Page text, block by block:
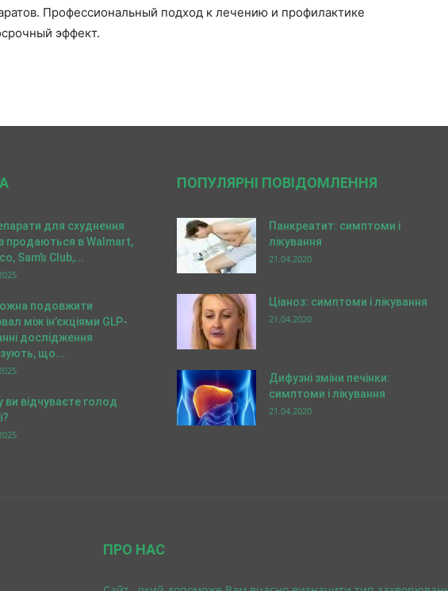
Профессиональный подход к лечению и профилактике
эффект.
для схуднення
продаються в Walmart,
Sam’s Club,...
подовжити
між ін’єкціями GLP-
дослідження
що...
ви відчуваєте голод
ПОПУЛЯРНІ ПОВІДОМЛЕННЯ
Панкреатит: симптоми і
лікування
21.04.2020
Ціаноз: симптоми і лікування
21.04.2020
Дифузні зміни печінки:
симптоми і лікування
21.04.2020
ПРО НАС